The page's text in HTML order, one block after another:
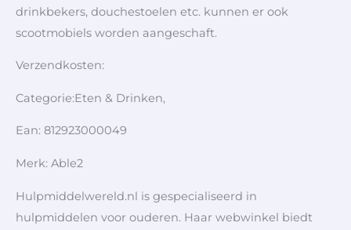
drinkbekers, douchestoelen etc. kunnen er ook
scootmobiels worden aangeschaft.
Verzendkosten:
Categorie:Eten & Drinken,
Ean: 812923000049
Merk: Able2
Hulpmiddelwereld.nl is gespecialiseerd in
hulpmiddelen voor ouderen. Haar webwinkel biedt